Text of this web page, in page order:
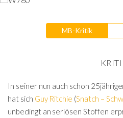
MB-Kritik
In seiner nun auch schon
hat sich Guy Ritchie (Snatch –
unbedingt an seriösen Stoffen